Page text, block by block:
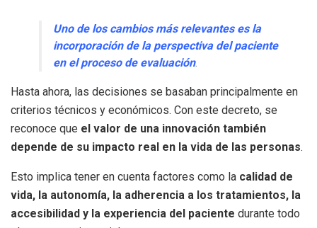
Uno de los cambios más relevantes es la
incorporación de la perspectiva del paciente
en el proceso de evaluación.
Hasta ahora, las decisiones se basaban principalmente en
criterios técnicos y económicos. Con este decreto, se
reconoce que el valor de una innovación también
depende de su impacto real en la vida de las personas.
Esto implica tener en cuenta factores como la calidad de
vida, la autonomía, la adherencia a los tratamientos, la
accesibilidad y la experiencia del paciente durante todo